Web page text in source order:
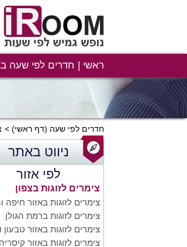
ראשי חדרים לפי שעה
חדרים לפי שעה (דף ראשי)
ניווט באתר
לפי אזור
צימרים לזוגות בצפון
צימרים לזוגות באזור חיפה
צימרים לזוגות ברמת הגולן
צימרים לזוגות באזור טבעון
צימרים לזוגות באזור